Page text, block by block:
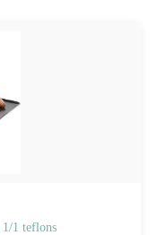
1/1 teflons